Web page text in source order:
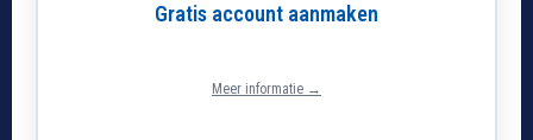
Gratis account aanmaken
Meer informatie →